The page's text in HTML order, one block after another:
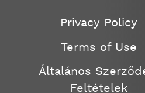
Privacy Policy
Terms of Use
Általános
Feltételek